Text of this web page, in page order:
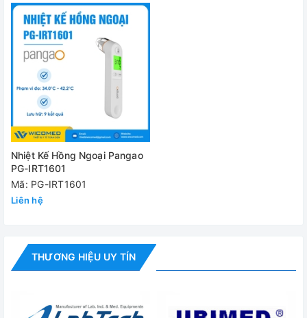
Cung cấp bao gồm:
✅ Máy chính
✅ Bộ phụ kiện tiêu chuẩn
✅ Hướng dẫn sử dụng
Đánh giá
Nhiệt Kế Hồng Ngoại Pangao
PG-IRT1601
Mã: PG-IRT1601
Liên hệ
THƯƠNG HIỆU UY TÍN